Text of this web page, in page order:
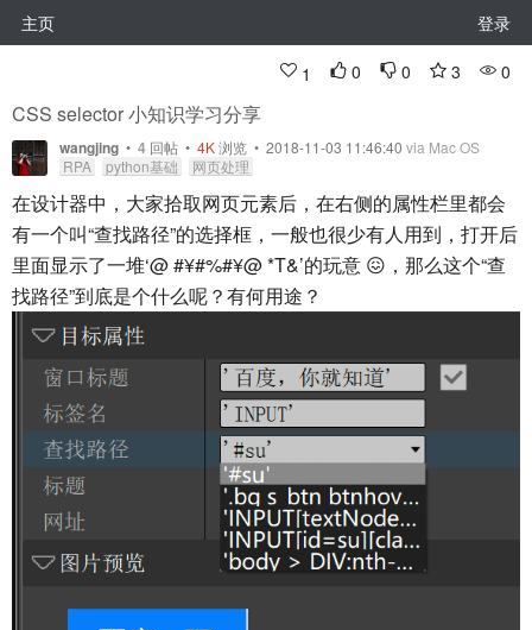
主页 登录
1 0 0 3 0
CSS selector 小知识学习分享
wangjing • 4 回帖 • 4K浏览 • 2018-11-03 11:46:40 via Mac OS
RPA
python基础 网页处理
在设计器中，大家拾取网页元素后，在右侧的属性栏里都会
有一个叫“查找路径”的选择框，一般也很少有人用到，打开后
里面显示了一堆‘@#¥#%#¥@*T&’的玩意 😖，那么这个“查
找路径”到底是个什么呢？有何用途？